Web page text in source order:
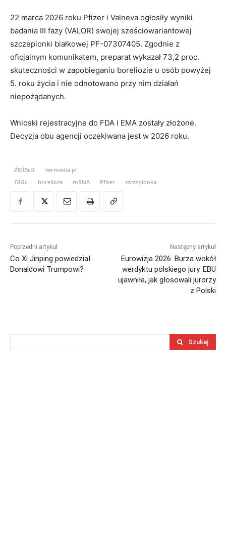
22 marca 2026 roku Pfizer i Valneva ogłosiły wyniki
badania III fazy (VALOR) swojej sześciowariantowej
szczepionki białkowej PF-07307405. Zgodnie z
oficjalnym komunikatem, preparat wykazał 73,2 proc.
skuteczności w zapobieganiu boreliozie u osób powyżej
5. roku życia i nie odnotowano przy nim działań
niepożądanych.
Wnioski rejestracyjne do FDA i EMA zostały złożone.
Decyzja obu agencji oczekiwana jest w 2026 roku.
ŹRÓDŁO:
termedia.pl
TAGI:
borelioza mRNA Pfizer szczepionka
Poprzedni artykuł
Co Xi Jinping powiedział
Donaldowi Trumpowi?
Następny artykuł
Eurowizja 2026. Burza wokół
werdyktu polskiego jury. EBU
ujawniła, jak głosowali jurorzy
z Polski
Szukaj